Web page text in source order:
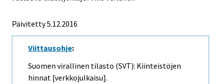
Päivitetty 5.12.2016
Viittausohje:
Suomen virallinen tilasto (SVT): Kiinteistöjen
hinnat [verkkojulkaisu].